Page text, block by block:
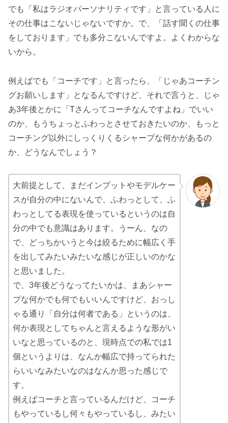
でも「私はラジオパーソナリティです」と言っている人に
その仕事はこないじゃないですか。で、「話す聞くの仕事
をしております」でも多分こないんですよ。よくわからな
いから。
例えばでも「コーチです」と言ったら、「じゃあコーチン
グお願いします」となるんですけど、それで言うと、じゃ
あ3年後とかに「Tさんってコーチなんですよね」でいい
のか、もうちょっとふわっとさせておきたいのか、もっと
コーチング以外にしっくりくるシャープな何かがあるの
か、どうなんでしょう？
大前提として、まだインプットやモデルケー
スが自分の中にないんで、ふわっとして、ふ
わっとしてる表現を使っているというのは自
分の中でも意識はあります。うーん、なの
で、どっちかいうと今は絞るために幅広く手
を出してみたいみたいな感じが正しいのかな
と思いました。
で、3年後どうなってたいかは、まあシャー
プな何かでも何でもいいんですけど、おっし
ゃる通り「自分は何者である」というのは、
何か表現としてちゃんと言えるような形がい
いなと思っているのと、現時点での私では1
個というよりは、なんか幅広で持ってられた
らいいなみたいなのはなんか思った感じで
す。
例えばコーチと言っているんだけど、コーチ
もやっているし何々もやっているし、みたい